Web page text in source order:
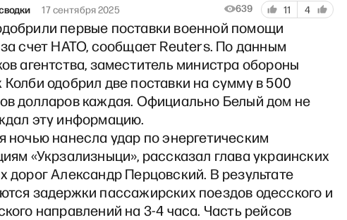
17 сентября 2025 639 11 4
первые поставки военной помощи
счет НАТО, сообщает Reuters. По данным
агентства, заместитель министра обороны
одобрил две поставки на сумму в 500
долларов каждая. Официально Белый дом не
эту информацию.
ночью нанесла удар по энергетическим
«Укрзализныци», рассказал глава украинских
дорог Александр Перцовский. В результате
задержки пассажирских поездов одесского и
направлений на 3-4 часа. Часть рейсов
ответ, Дроны в Лейпциге